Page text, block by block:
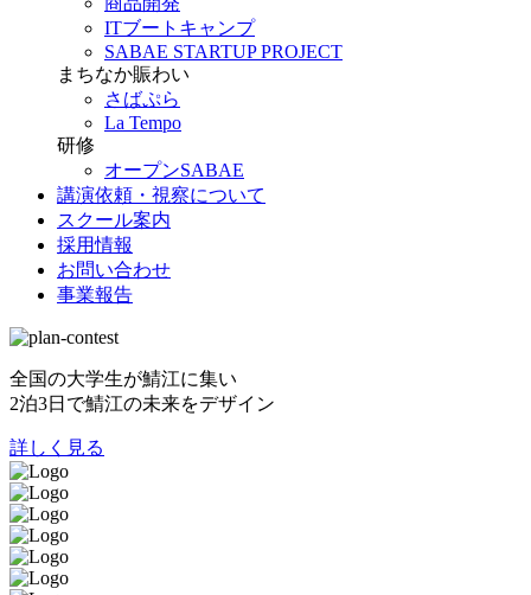
ITブートキャンプ
SABAE STARTUP PROJECT
まちなか賑わい
さばぷら
La Tempo
研修
オープンSABAE
講演依頼・視察について
スクール案内
採用情報
お問い合わせ
事業報告
全国の大学生が鯖江に集い
2泊3日で鯖江の未来をデザイン
詳しく見る